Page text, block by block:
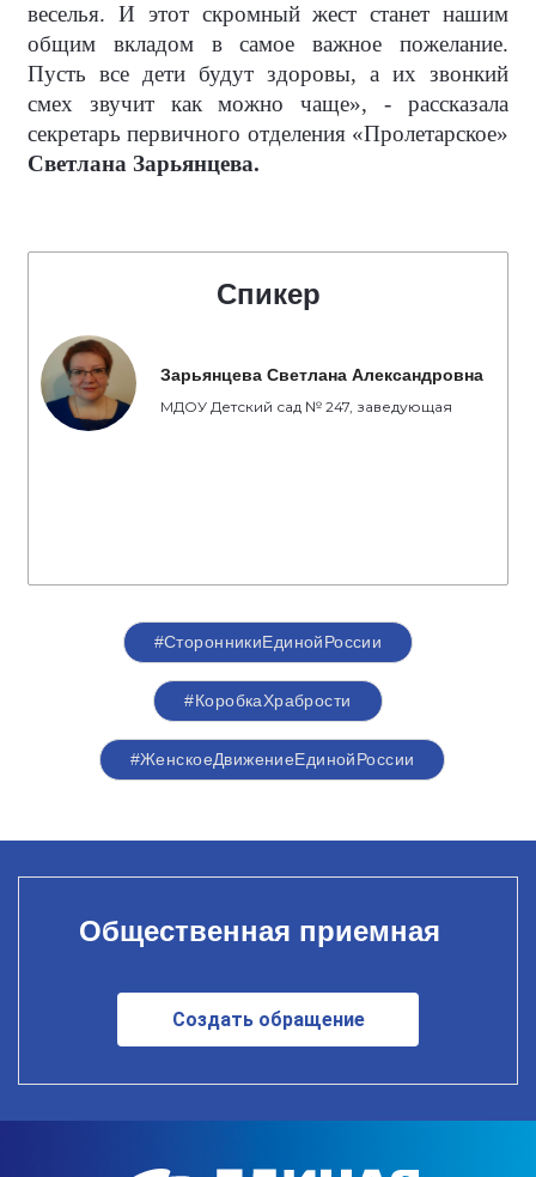
веселья. И этот скромный жест станет нашим
общим вкладом в самое важное пожелание.
Пусть все дети будут здоровы, а их звонкий
смех звучит как можно чаще», - рассказала
секретарь первичного отделения «Пролетарское»
Светлана Зарьянцева.
Спикер
Зарьянцева Светлана Александровна
МДОУ Детский сад № 247, заведующая
#СторонникиЕдинойРоссии
#КоробкаХрабрости
#ЖенскоеДвижениеЕдинойРоссии
Общественная приемная
Создать обращение